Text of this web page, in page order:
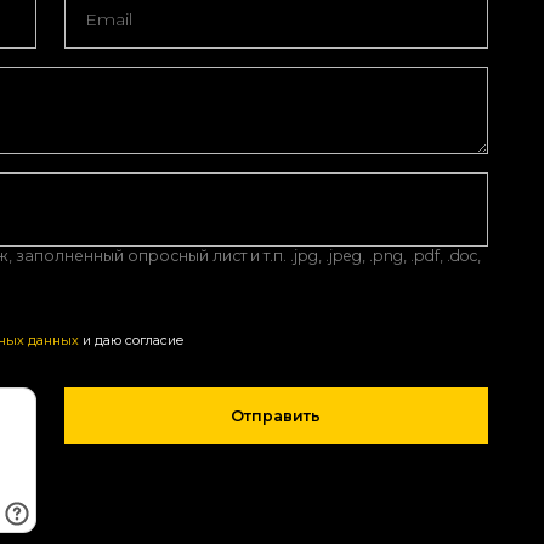
заполненный опросный лист и т.п. .jpg, .jpeg, .png, .pdf, .doc,
данныхи даю согласие
Отправить